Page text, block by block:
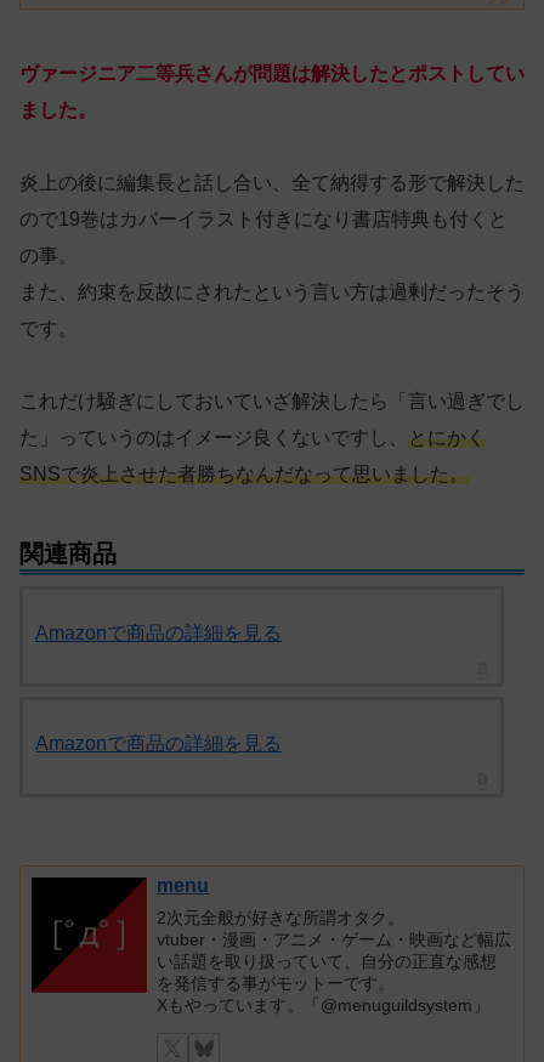
ヴァージニア二等兵さんが問題は解決したとポストしてい
ました。
炎上の後に編集長と話し合い、全て納得する形で解決した
ので19巻はカバーイラスト付きになり書店特典も付くと
の事。
また、約束を反故にされたという言い方は過剰だったそう
です。
これだけ騒ぎにしておいていざ解決したら「言い過ぎでし
た」っていうのはイメージ良くないですし、 とにかく
SNSで炎上させた者勝ちなんだなって思いました。
関連商品
Amazonで商品の詳細を見る
Amazonで商品の詳細を見る
menu
2次元全般が好きな所謂オタク。
vtuber・漫画・アニメ・ゲーム・映画など幅広
い話題を取り扱っていて、自分の正直な感想
を発信する事がモットーです。
Xもやっています。「@menuguildsystem」